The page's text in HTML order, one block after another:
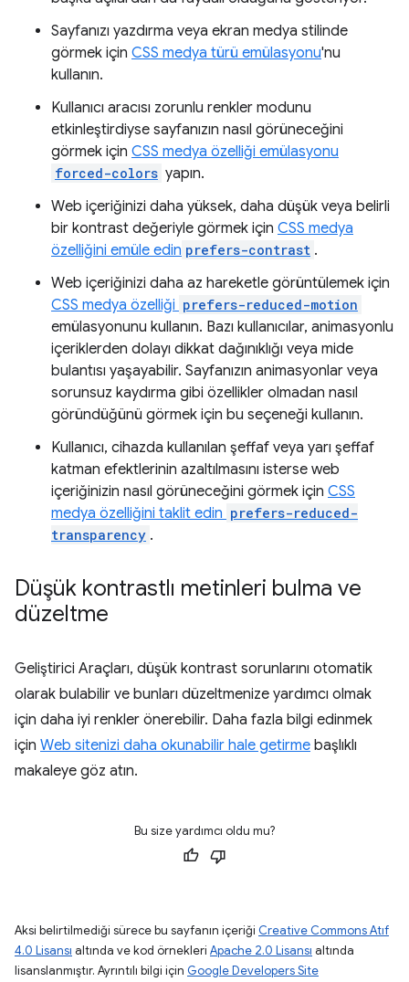
Sayfanızı yazdırma veya ekran medya stilinde
görmek için CSS medya türü emülasyonu'nu
kullanın.
Kullanıcı aracısı zorunlu renkler modunu
etkinleştirdiyse sayfanızın nasıl görüneceğini
görmek için CSS medya özelliği emülasyonu
forced-colors yapın.
Web içeriğinizi daha yüksek, daha düşük veya belirli
bir kontrast değeriyle görmek için CSS medya
özelliğini emüle edin prefers-contrast .
Web içeriğinizi daha az hareketle görüntülemek için
CSS medya özelliği prefers-reduced-motion
emülasyonunu kullanın. Bazı kullanıcılar, animasyonlu
içeriklerden dolayı dikkat dağınıklığı veya mide
bulantısı yaşayabilir. Sayfanızın animasyonlar veya
sorunsuz kaydırma gibi özellikler olmadan nasıl
göründüğünü görmek için bu seçeneği kullanın.
Kullanıcı, cihazda kullanılan şeffaf veya yarı şeffaf
katman efektlerinin azaltılmasını isterse web
içeriğinizin nasıl görüneceğini görmek için CSS
medya özelliğini taklit edin prefers-reduced-
transparency .
Düşük kontrastlı metinleri bulma ve
düzeltme
Geliştirici Araçları, düşük kontrast sorunlarını otomatik
olarak bulabilir ve bunları düzeltmenize yardımcı olmak
için daha iyi renkler önerebilir. Daha fazla bilgi edinmek
için Web sitenizi daha okunabilir hale getirme başlıklı
makaleye göz atın.
Bu size yardımcı oldu mu?
Aksi belirtilmediği sürece bu sayfanın içeriği Creative Commons Atıf
4.0 Lisansı altında ve kod örnekleri Apache 2.0 Lisansı altında
lisanslanmıştır. Ayrıntılı bilgi için Google Developers Site